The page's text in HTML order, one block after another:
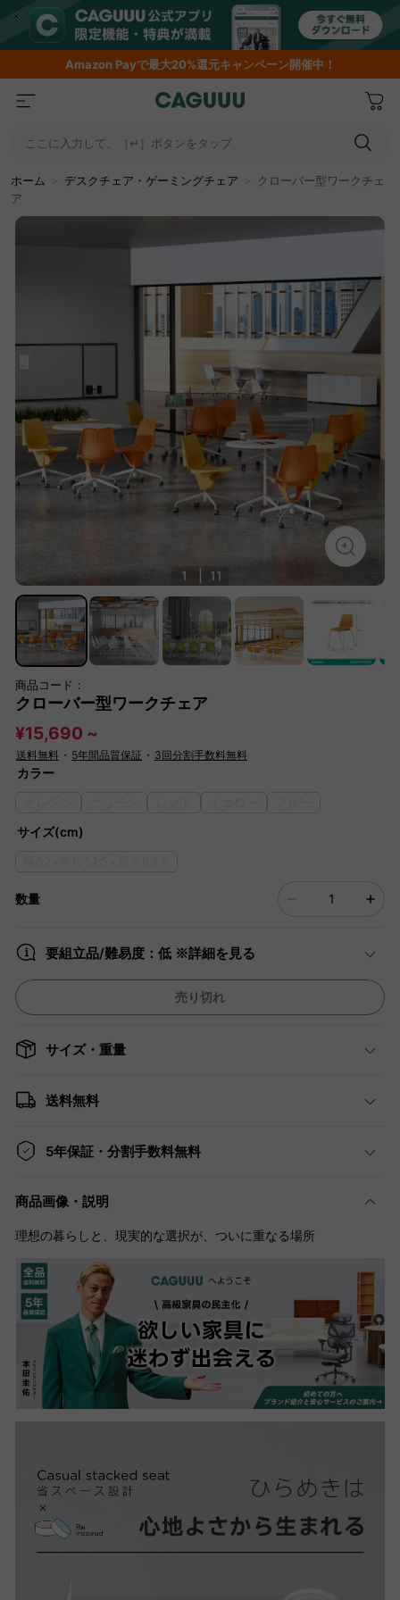
AmazonPayで最大20%還元キャンペーン開催中！
ここに入力して、［↵］ボタンをタップ
ホーム デスクチェア・ゲーミングチェア
クローバー型ワークチェ
ア
1 11
商品コード：
クローバー型ワークチェア
¥15,690 ~
送料無料 ・ 5年間品質保証 ・ 3回分割手数料無料
カラー
サイズ(cm)
数量
要組立品/難易度：低 ※詳細を見る
売り切れ
サイズ・重量
送料無料
5年保証・分割手数料無料
商品画像・説明
理想の暮らしと、現実的な選択が、ついに重なる場所